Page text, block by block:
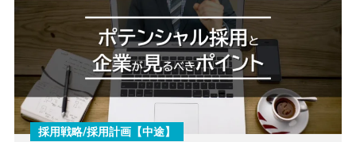
採用戦略/採用計画【中途】